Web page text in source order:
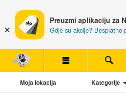
Preuzmi aplikaciju za
Gdje su akcije? Besplatno
Moja lokacija Kategorije